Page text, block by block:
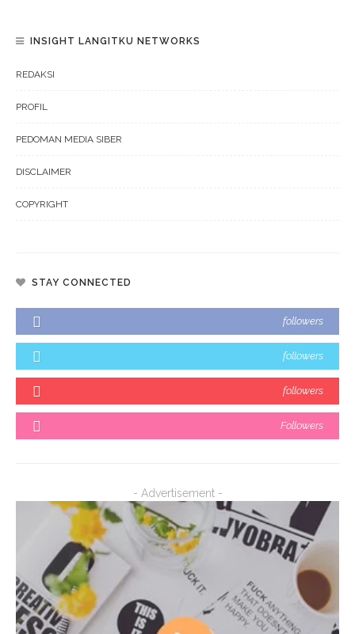
INSIGHT LANGITKU NETWORKS
REDAKSI
PROFIL
PEDOMAN MEDIA SIBER
DISCLAIMER
COPYRIGHT
STAY CONNECTED
followers
followers
followers
Followers
- Advertisement -